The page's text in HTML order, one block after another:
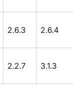
2.6.3 2.6.4
2.2.7 3.1.3